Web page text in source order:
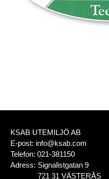
KSAB UTEMILJÖ AB
E-post: info@ksab.com
Telefon: 021-381150
Adress: Signalistgatan 9
721 31 VÄSTERÅS